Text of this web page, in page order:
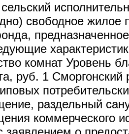
свободное жилое
комнат Уровень
руб. 1 Сморгонский
раздельный
коммерческого